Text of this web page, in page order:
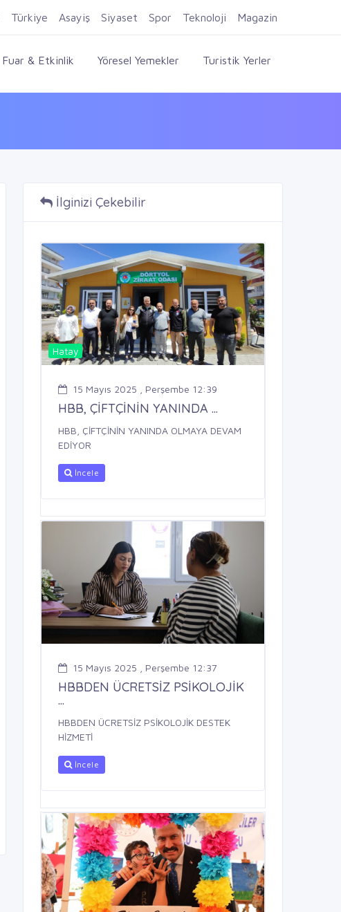
Firma Ekle Kayıt Ol Giriş Yap
Fuar & Etkinlik Yöresel Yemekler Turistik Yerler
Türkiye Asayiş Siyaset Spor Teknoloji Magazin
İlginizi Çekebilir
Hatay
15 Mayıs 2025 , Perşembe 12:39
HBB, ÇİFTÇİNİN YANINDA ...
HBB, ÇİFTÇİNİN YANINDA OLMAYA DEVAM
EDİYOR
İncele
15 Mayıs 2025 , Perşembe 12:37
HBBDEN ÜCRETSİZ PSİKOLOJİK
...
HBBDEN ÜCRETSİZ PSİKOLOJİK DESTEK
HİZMETİ
İncele